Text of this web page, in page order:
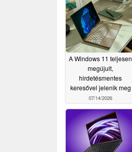
A Windows 11 teljesen
megújult,
hirdetésmentes
keresővel jelenik meg
07/14/2026